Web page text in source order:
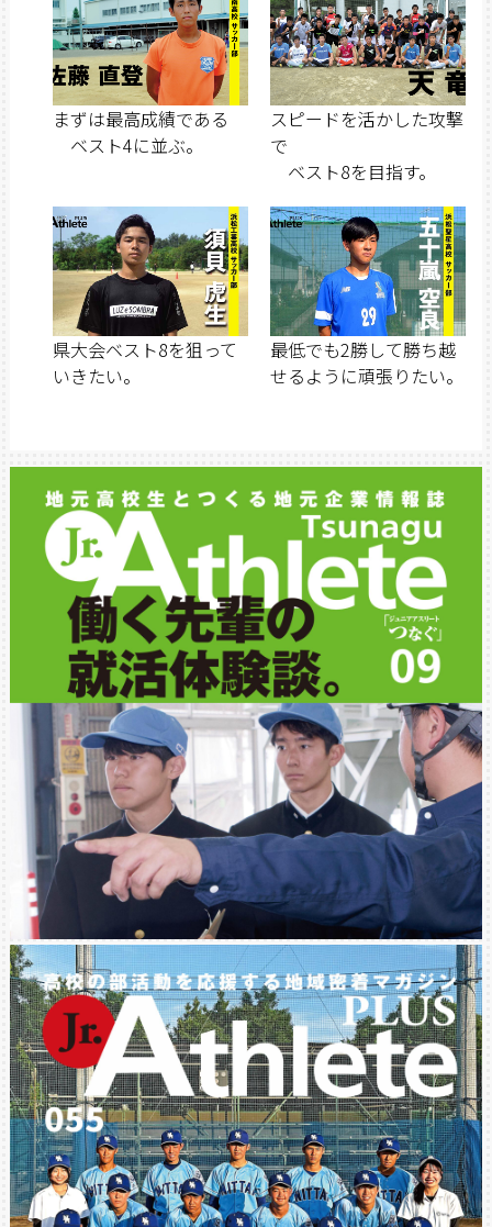
まずは最高成績である
ベスト4に並ぶ。
スピードを活かした攻撃
で
ベスト8を目指す。
県大会ベスト8を狙って
いきたい。
最低でも2勝して勝ち越
せるように頑張りたい。